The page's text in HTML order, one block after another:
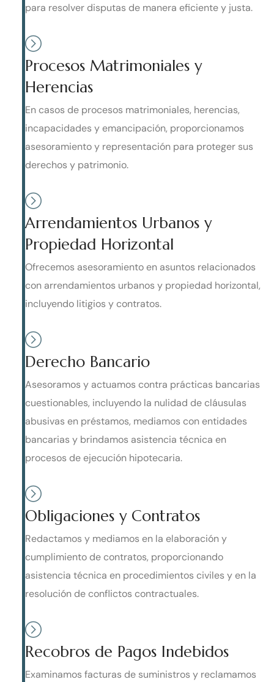
para resolver disputas de manera eficiente y justa.
Procesos Matrimoniales y
Herencias
En casos de procesos matrimoniales, herencias,
incapacidades y emancipación, proporcionamos
asesoramiento y representación para proteger sus
derechos y patrimonio.
Arrendamientos Urbanos y
Propiedad Horizontal
Ofrecemos asesoramiento en asuntos relacionados
con arrendamientos urbanos y propiedad horizontal,
incluyendo litigios y contratos.
Derecho Bancario
Asesoramos y actuamos contra prácticas bancarias
cuestionables, incluyendo la nulidad de cláusulas
abusivas en préstamos, mediamos con entidades
bancarias y brindamos asistencia técnica en
procesos de ejecución hipotecaria.
Obligaciones y Contratos
Redactamos y mediamos en la elaboración y
cumplimiento de contratos, proporcionando
asistencia técnica en procedimientos civiles y en la
resolución de conflictos contractuales.
Recobros de Pagos Indebidos
Examinamos facturas de suministros y reclamamos